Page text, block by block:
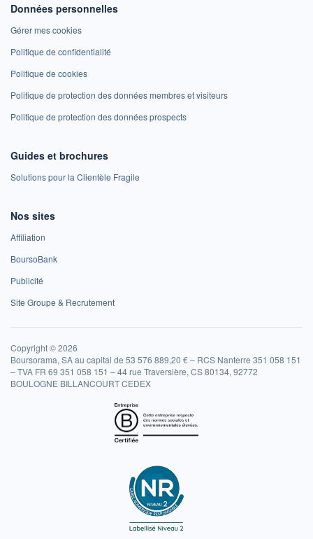
Données personnelles
Gérer mes cookies
Politique de confidentialité
Politique de cookies
Politique de protection des données membres et visiteurs
Politique de protection des données prospects
Guides et brochures
Solutions pour la Clientèle Fragile
Nos sites
Affiliation
BoursoBank
Publicité
Site Groupe & Recrutement
Copyright © 2026
Boursorama, SA au capital de 53 576 889,20 € – RCS Nanterre 351 058 151
– TVA FR 69 351 058 151 – 44 rue Traversière, CS 80134, 92772
BOULOGNE BILLANCOURT CEDEX